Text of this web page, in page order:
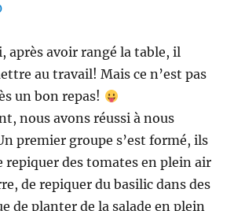
après avoir rangé la table, il
au travail! Mais ce n’est pas
un bon repas!
nous avons réussi à nous
premier groupe s’est formé, ils
repiquer des tomates en plein air
de repiquer du basilic dans des
de planter de la salade en plein